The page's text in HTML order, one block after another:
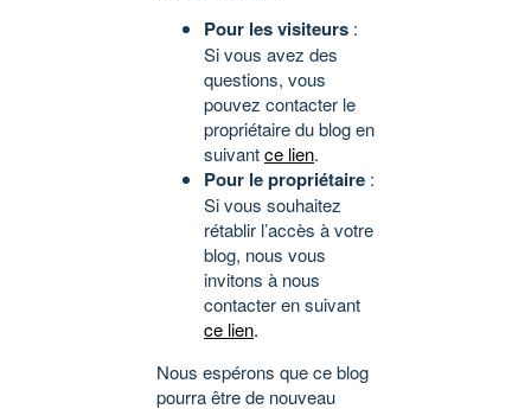
Pour les visiteurs :
Si vous avez des
questions, vous
pouvez contacter le
propriétaire du blog en
suivantce lien.
Pour le propriétaire :
Si vous souhaitez
rétablir l’accès à votre
blog, nous vous
invitons à nous
contacter en suivant
ce lien.
Nous espérons que ce blog
pourra être de nouveau